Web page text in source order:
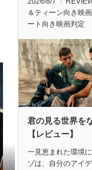
＆ティーン向き映
ート向き映画判定
君の見る世界を
【レビュー】
一見恵まれた環境
ゾは、自分のアイ